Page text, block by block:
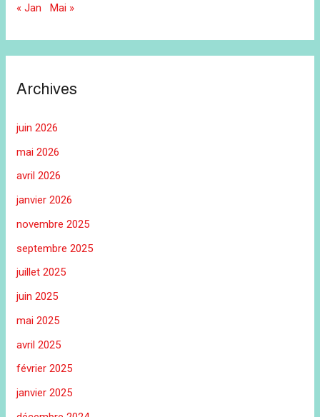
« Jan Mai »
Archives
juin 2026
mai 2026
avril 2026
janvier 2026
novembre 2025
septembre 2025
juillet 2025
juin 2025
mai 2025
avril 2025
février 2025
janvier 2025